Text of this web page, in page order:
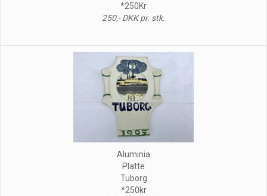
*250Kr
250,- DKK pr. stk.
Aluminia
Platte
Tuborg
*250kr